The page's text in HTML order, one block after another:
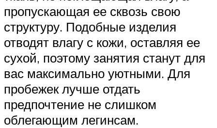
пропускающая ее сквозь свою
структуру. Подобные изделия
отводят влагу с кожи, оставляя ее
сухой, поэтому занятия станут для
вас максимально уютными. Для
пробежек лучше отдать
предпочтение не слишком
облегающим легинсам.